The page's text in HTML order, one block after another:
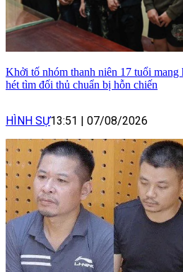
Khởi tố nhóm thanh niên 17 tuổi
hét tìm đối thủ chuẩn bị hỗn chiến
HÌNH SỰ13:51 07/08/2026